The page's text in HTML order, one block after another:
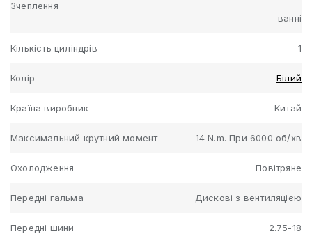
Зчеплення
ванні
Кількість циліндрів 1
Колір Білий
Країна виробник Китай
Максимальний крутний момент 14 N.m. При 6000 об/хв
Охолодження Повітряне
Передні гальма Дискові з вентиляцією
Передні шини 2.75-18